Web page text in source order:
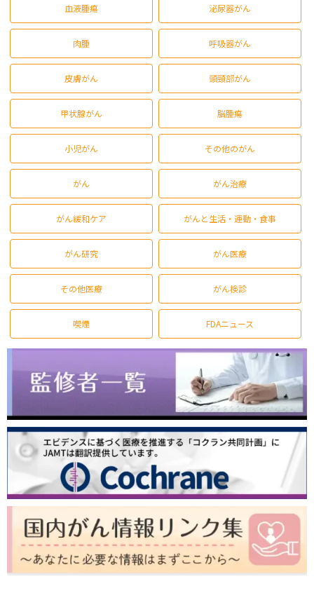
血液腫瘍 泌尿器がん
肉腫 呼吸器がん
皮膚がん 頭頸部がん
甲状腺がん 脳腫瘍
小児がん その他のがん
がん がん治療
がん緩和ケア がんと生活・運動・食事
がん研究 がん医療
その他医療 がん検診
喫煙 FDAニュース